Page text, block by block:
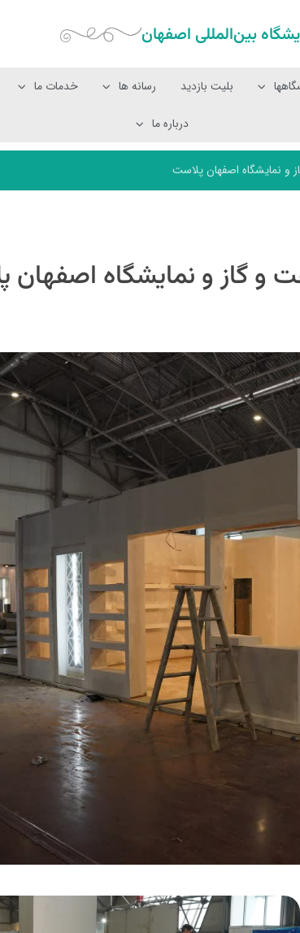
بین‌المللی‌ اصفهان
بلیت بازدید رسانه ها خدمات ما
درباره ما
و نمایشگاه اصفهان پلاست
و گاز و نمایشگاه اصفهان